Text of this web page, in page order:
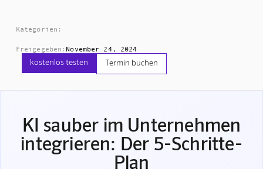
Kategorien:
Freigegeben: November 24, 2024
kostenlos testen Termin buchen
KI sauber im Unternehmen
integrieren: Der 5-Schritte-
Plan